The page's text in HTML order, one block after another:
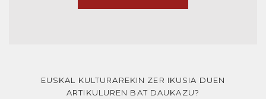
EUSKAL KULTURAREKIN ZER IKUSIA DUEN
ARTIKULUREN BAT DAUKAZU?